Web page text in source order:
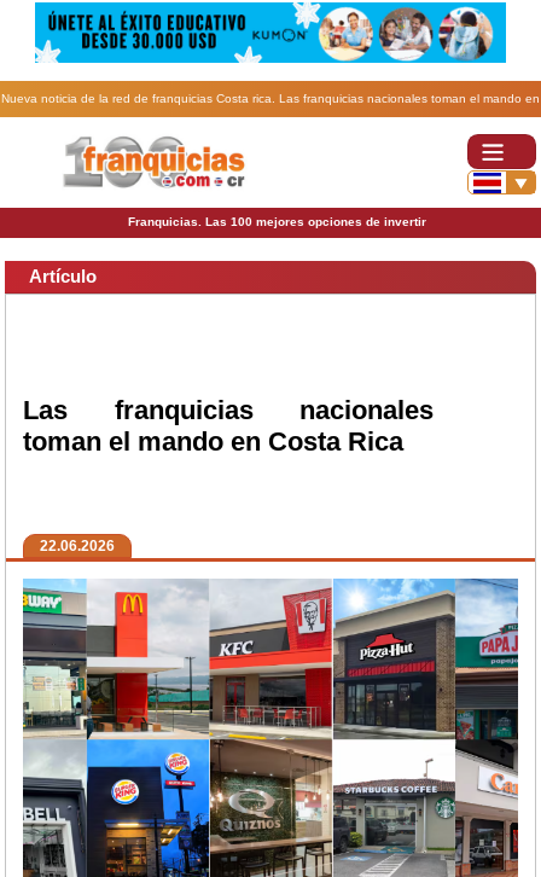
Nueva noticia de la red de franquicias Costa rica. Las franquicias nacionales toman el mando en
Franquicias. Las 100 mejores opciones de invertir
Artículo
Las franquicias nacionales
toman el mando en Costa Rica
22.06.2026